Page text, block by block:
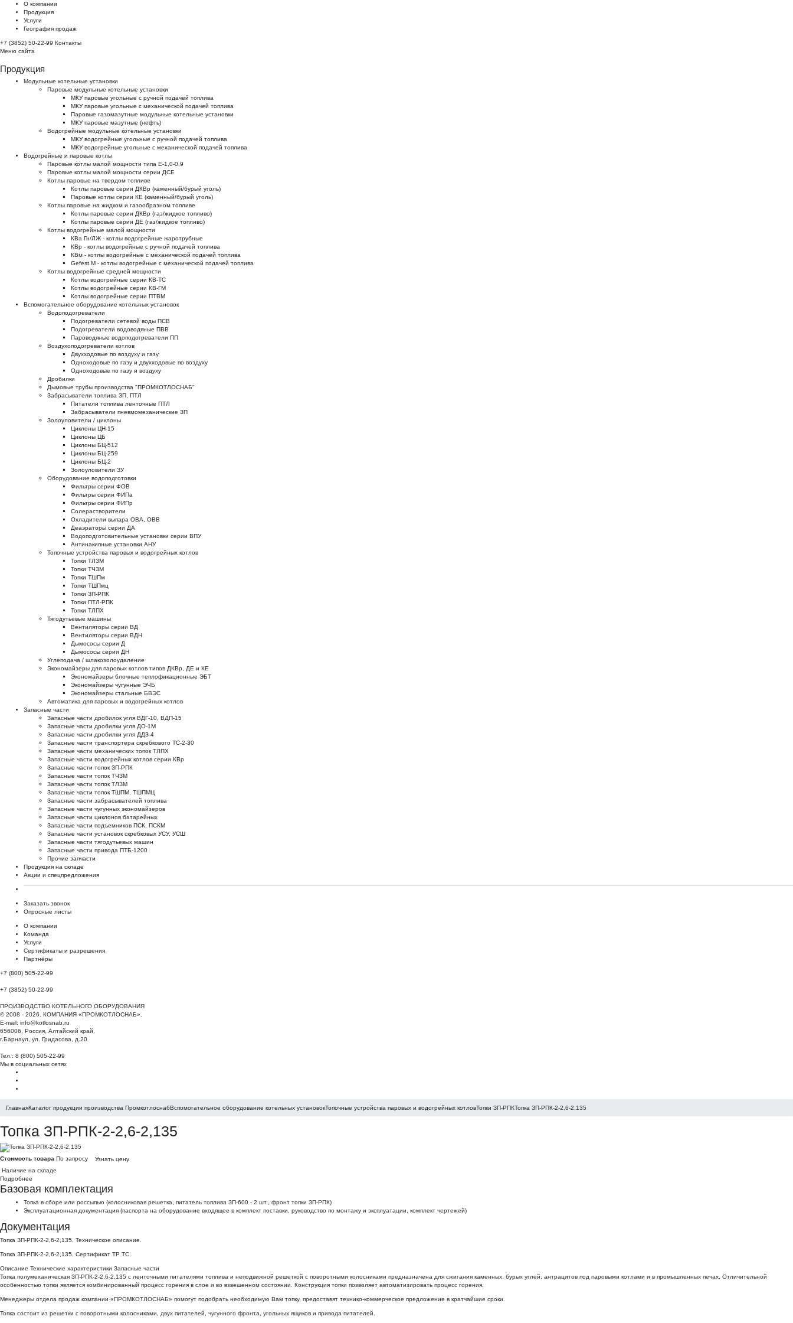
О компании
Продукция
Услуги
География продаж
+7 (3852) 50-22-99 Контакты
Меню сайта
Продукция
Модульные котельные установки
Паровые модульные котельные установки
МКУ паровые угольные с ручной подачей топлива
МКУ паровые угольные с механической подачей топлива
Паровые газомазутные модульные котельные установки
МКУ паровые мазутные (нефть)
Водогрейные модульные котельные установки
МКУ водогрейные угольные с ручной подачей топлива
МКУ водогрейные угольные с механической подачей топлива
Водогрейные и паровые котлы
Паровые котлы малой мощности типа Е-1,0-0,9
Паровые котлы малой мощности серии ДСЕ
Котлы паровые на твердом топливе
Котлы паровые серии ДКВр (каменный/бурый уголь)
Паровые котлы серии КЕ (каменный/бурый уголь)
Котлы паровые на жидком и газообразном топливе
Котлы паровые серии ДКВр (газ/жидкое топливо)
Котлы паровые серии ДЕ (газ/жидкое топливо)
Котлы водогрейные малой мощности
КВа Гн/ЛЖ - котлы водогрейные жаротрубные
КВр - котлы водогрейные с ручной подачей топлива
КВм - котлы водогрейные с механической подачей топлива
Gefest M - котлы водогрейные с механической подачей топлива
Котлы водогрейные средней мощности
Котлы водогрейные серии КВ-ТС
Котлы водогрейные серии КВ-ГМ
Котлы водогрейные серии ПТВМ
Вспомогательное оборудование котельных установок
Водоподогреватели
Подогреватели сетевой воды ПСВ
Подогреватели водоводяные ПВВ
Пароводяные водоподогреватели ПП
Воздухоподогреватели котлов
Двухходовые по воздуху и газу
Одноходовые по газу и двухходовые по воздуху
Одноходовые по газу и воздуху
Дробилки
Дымовые трубы производства "ПРОМКОТЛОСНАБ"
Забрасыватели топлива ЗП, ПТЛ
Питатели топлива ленточные ПТЛ
Забрасыватели пневмомеханические ЗП
Золоуловители / циклоны
Циклоны ЦН-15
Циклоны ЦБ
Циклоны БЦ-512
Циклоны БЦ-259
Циклоны БЦ-2
Золоуловители ЗУ
Оборудование водоподготовки
Фильтры серии ФОВ
Фильтры серии ФИПа
Фильтры серии ФИПр
Солерастворители
Охладители выпара ОВА, ОВВ
Деаэраторы серии ДА
Водоподготовительные установки серии ВПУ
Антинакипные установки АНУ
Топочные устройства паровых и водогрейных котлов
Топки ТЛЗМ
Топки ТЧЗМ
Топки ТШПм
Топки ТШПмц
Топки ЗП-РПК
Топки ПТЛ-РПК
Топки ТЛПХ
Тягодутьевые машины
Вентиляторы серии ВД
Вентиляторы серии ВДН
Дымососы серии Д
Дымососы серии ДН
Углеподача / шлакозолоудаление
Экономайзеры для паровых котлов типов ДКВр, ДЕ и КЕ
Экономайзеры блочные теплофикационные ЭБТ
Экономайзеры чугунные ЭЧБ
Экономайзеры стальные БВЭС
Автоматика для паровых и водогрейных котлов
Запасные части
Запасные части дробилок угля ВДГ-10, ВДП-15
Запасные части дробилки угля ДО-1М
Запасные части дробилки угля ДДЗ-4
Запасные части транспортера скребкового ТС-2-30
Запасные части механических топок ТЛПХ
Запасные части водогрейных котлов серии КВр
Запасные части топок ЗП-РПК
Запасные части топок ТЧЗМ
Запасные части топок ТЛЗМ
Запасные части топок ТШПМ, ТШПМЦ
Запасные части забрасывателей топлива
Запасные части чугунных экономайзеров
Запасные части циклонов батарейных
Запасные части подъемников ПСК, ПСКМ
Запасные части установок скребковых УСУ, УСШ
Запасные части тягодутьевых машин
Запасные части привода ПТБ-1200
Прочие запчасти
Продукция на складе
Акции и спецпредложения
Заказать звонок
Опросные листы
О компании
Команда
Услуги
Сертификаты и разрешения
Партнёры
+7 (800) 505-22-99
+7 (3852) 50-22-99
ПРОИЗВОДСТВО КОТЕЛЬНОГО ОБОРУДОВАНИЯ
© 2008 - 2026. КОМПАНИЯ «ПРОМКОТЛОСНАБ».
E-mail: info@kotlosnab.ru
656006
Россия Алтайский край
г.Барнаул ул. Гридасова, д.20
Тел.: 8 (800) 505-22-99
Мы в социальных сетях
ГлавнаяКаталог продукции производства ПромкотлоснабВспомогательное оборудование котельных установокТопочные устройства паровых и водогрейных котловТопки ЗП-РПКТопка ЗП-РПК-2-2,6-2,135
Топка ЗП-РПК-2-2,6-2,135
Стоимость товара По запросу
Узнать цену
Наличие на складе
Подробнее
Базовая комплектация
Топка в сборе или россыпью (колосниковая решетка, питатель топлива ЗП-600 - 2 шт., фронт топки ЗП-РПК)
Эксплуатационная документация (паспорта на оборудование входящее в комплект поставки, руководство по монтажу и эксплуатации, комплект чертежей)
Документация
Топка ЗП-РПК-2-2,6-2,135. Техническое описание.
Топка ЗП-РПК-2-2,6-2,135. Сертификат ТР ТС.
Описание Технические характеристики Запасные части
Топка полумеханическая ЗП-РПК-2-2,6-2,135 с ленточными питателями топлива и неподвижной решеткой с поворотными колосниками предназначена для сжигания каменных, бурых углей, антрацитов под паровыми котлами и в промышленных печах. Отличительной
особенностью топки является комбинированный процесс горения в слое и во взвешенном состоянии. Конструкция топки позволяет автоматизировать процесс горения.
Менеджеры отдела продаж компании «ПРОМКОТЛОСНАБ» помогут подобрать необходимую Вам топку, предоставят технико-коммерческое предложение в кратчайшие сроки.
Топка состоит из решетки с поворотными колосниками, двух питателей, чугунного фронта, угольных ящиков и привода питателей.